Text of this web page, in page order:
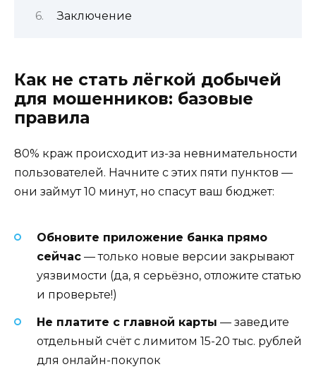
Заключение
Как не стать лёгкой добычей
для мошенников: базовые
правила
80% краж происходит из-за невнимательности
пользователей. Начните с этих пяти пунктов —
они займут 10 минут, но спасут ваш бюджет:
Обновите приложение банка прямо
сейчас — только новые версии закрывают
уязвимости (да, я серьёзно, отложите статью
и проверьте!)
Не платите с главной карты — заведите
отдельный счёт с лимитом 15-20 тыс. рублей
для онлайн-покупок